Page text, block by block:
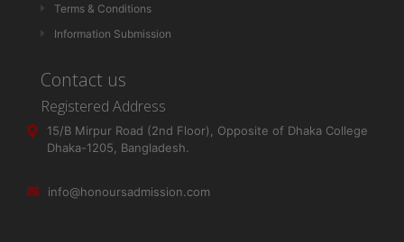
Terms & Conditions
Information Submission
Contact us
Registered Address
15/B Mirpur Road (2nd Floor), Opposite of Dhaka College
Dhaka-1205, Bangladesh.
info@honoursadmission.com